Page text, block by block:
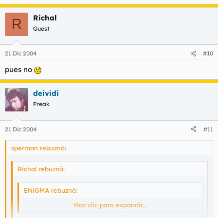
R Richal
Guest
21 Dic 2004 #10
pues no
deividi
Freak
21 Dic 2004 #11
sperman rebuznó:
Richal rebuznó:
ENiGMA rebuznó:
deja de colgar mierda payaso
Haz clic para expandir...